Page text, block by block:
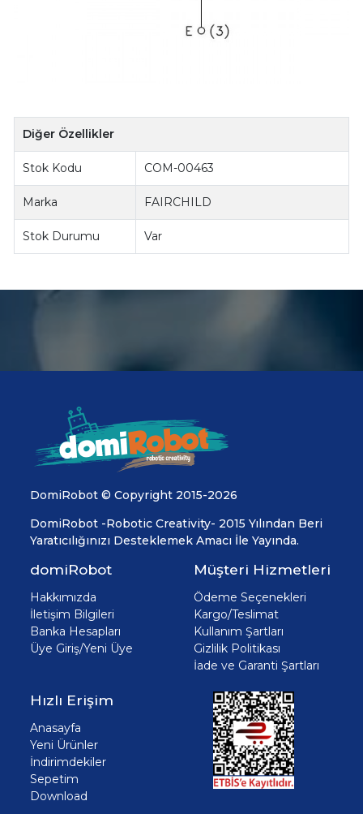
Diğer Özellikler
Stok Kodu COM-00463
Marka FAIRCHILD
Stok Durumu Var
DomiRobot © Copyright 2015-2026
DomiRobot -Robotic Creativity- 2015 Yılından Beri
Yaratıcılığınızı Desteklemek Amacı İle Yayında.
domiRobot
Hakkımızda
İletişim Bilgileri
Banka Hesapları
Üye Giriş/Yeni Üye
Müşteri Hizmetleri
Ödeme Seçenekleri
Kargo/Teslimat
Kullanım Şartları
Gizlilik Politikası
İade ve Garanti Şartları
Hızlı Erişim
Anasayfa
Yeni Ürünler
İndirimdekiler
Sepetim
Download